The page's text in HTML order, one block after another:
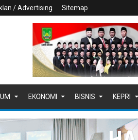
Iklan / Advertising Sitemap
EKONOMI BISNIS KEPRI